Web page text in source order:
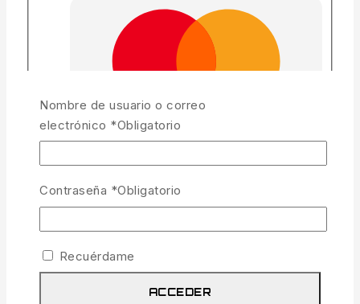
Nombre de usuario o correo
electrónico *Obligatorio
Contraseña *Obligatorio
Recuérdame
ACCEDER